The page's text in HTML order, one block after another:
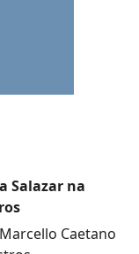
Salazar na
Caetano